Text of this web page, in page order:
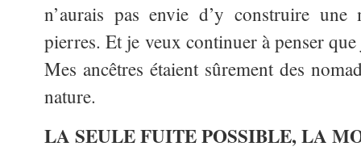
n’aurais pas envie d’y construire une
pierres. Et je veux continuer à penser
Mes ancêtres étaient sûrement des
nature.
LA SEULE FUITE POSSIBLE, LA